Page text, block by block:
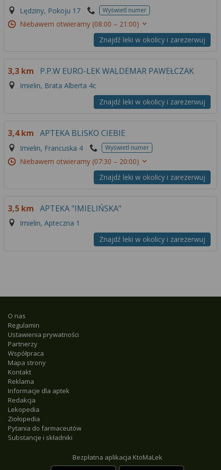
Lędziny, Pokoju 17 Wyświetl numer
Niebawem otwieramy (08:00 – 21:00)
Znajdź leki w okolicy i zarezerwuj
3,3 km P.P.W EURO-LEK WALDEMAR PAWEŁCZAK
Imielin, Brata Alberta 4c
Znajdź leki w okolicy i zarezerwuj
3,4 km APTEKA BLISKO CIEBIE
Imielin, Francuska 4 Wyświetl numer
Niebawem otwieramy (07:30 – 20:00)
Znajdź leki w okolicy i zarezerwuj
3,5 km APTEKA "IMIELIŃSKA"
Imielin, Apteczna 1
Znajdź leki w okolicy i zarezerwuj
O nas
Regulamin
Ustawienia prywatności
Partnerzy
Współpraca
Mapa strony
Kontakt
Reklama
Informacje dla aptek
Redakcja
Lekopedia
Ziołopedia
Pytania do farmaceutów
Substancje i składniki
Bezpłatna aplikacja KtoMaLek